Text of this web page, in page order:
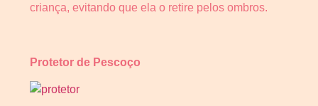
criança, evitando que ela o retire pelos ombros.
Protetor de Pescoço